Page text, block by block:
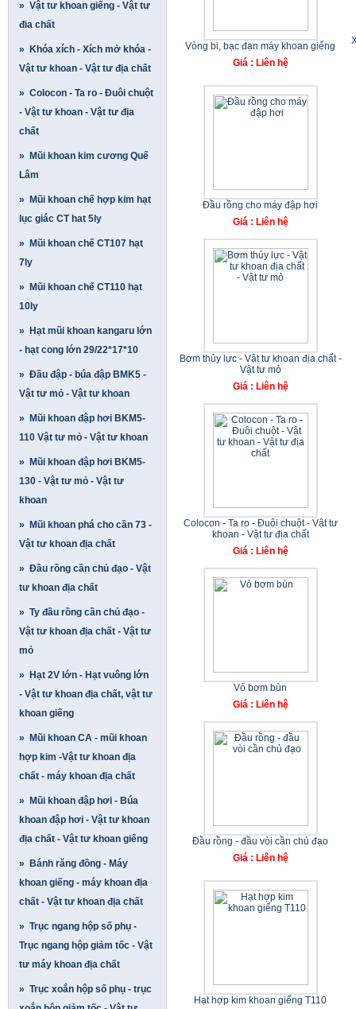
» Vật tư khoan giếng - Vật tư
đia chất
» Khóa xích - Xích mở khóa -
Vật tư khoan - Vật tư địa chất
» Colocon - Ta ro - Đuôi chuột
- Vật tư khoan - Vật tư địa
chất
» Mũi khoan kim cương Quế
Lâm
» Mũi khoan chế hợp kim hạt
lục giác CT hat 5ly
» Mũi khoan chế CT107 hạt
7ly
» Mũi khoan chế CT110 hạt
10ly
» Hạt mũi khoan kangaru lớn
- hạt cong lớn 29/22*17*10
» Đầu đập - búa đập BMK5 -
Vật tư mỏ - Vật tư khoan
» Mũi khoan đập hơi BKM5-
110 Vật tư mỏ - Vật tư khoan
» Mũi khoan đập hơi BKM5-
130 - Vật tư mỏ - Vật tư
khoan
» Mũi khoan phá cho cần 73 -
Vật tư khoan địa chất
» Đầu rồng cần chủ đạo - Vật
tư khoan địa chất
» Ty đầu rồng cần chủ đạo -
Vật tư khoan địa chất - Vật tư
mỏ
» Hạt 2V lớn - Hạt vuông lớn
- Vật tư khoan địa chất, vật tư
khoan giếng
» Mũi khoan CA - mũi khoan
hợp kim -Vật tư khoan địa
chất - máy khoan địa chất
» Mũi khoan đập hơi - Búa
khoan đập hơi - Vật tư khoan
địa chất - Vật tư khoan giếng
» Bánh răng đồng - Máy
khoan giếng - máy khoan địa
chất - Vật tư khoan địa chất
» Trục ngang hộp số phụ -
Trục ngang hộp giảm tốc - Vật
tư máy khoan địa chất
» Trục xoắn hộp số phụ - trục
Vòng bi, bạc đạn máy khoan giếng
Giá : Liên hệ
Đầu rồng cho máy đập hơi
Giá : Liên hệ
Bơm thủy lực - Vật tư khoan địa chất -
Vật tư mỏ
Giá : Liên hệ
Colocon - Ta ro - Đuôi chuột - Vật tư
khoan - Vật tư địa chất
Giá : Liên hệ
Vỏ bơm bùn
Giá : Liên hệ
Đầu rồng - đầu vòi cần chủ đạo
Giá : Liên hệ
Hạt hợp kim khoan giếng T110